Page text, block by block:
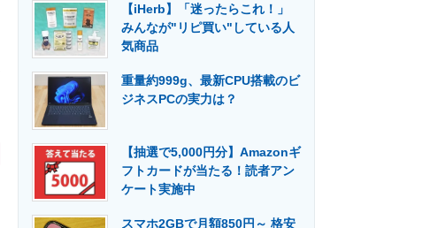
IT導入・活用を支援
ーの専門メディア 建設×テクノロジーの最前線
【iHerb】「迷ったらこれ！」
みんなが"リピ買い"している人
気商品
重量約999g、最新CPU搭載のビ
ジネスPCの実力は？
【抽選で5,000円分】Amazonギ
フトカードが当たる！読者アン
ケート実施中
スマホ2GBで月額850円～ 格安